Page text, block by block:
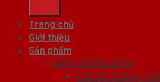
Trang chủ
Giới thiệu
Sản phẩm
CỬA CHỐNG CHÁY
Cửa Gỗ Chống